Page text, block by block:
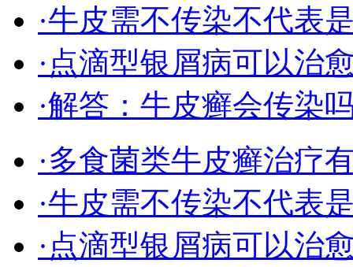
·牛皮需不传染不代表
·点滴型银屑病可以治
·解答：牛皮癣会传染
·多食菌类牛皮癣治疗
·牛皮需不传染不代表
·点滴型银屑病可以治